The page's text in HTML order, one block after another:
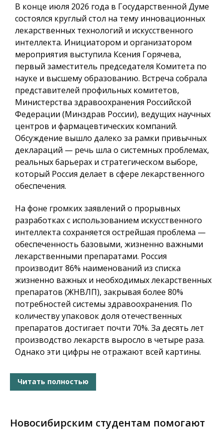
В конце июля 2026 года в Государственной Думе
состоялся круглый стол на тему инновационных
лекарственных технологий и искусственного
интеллекта. Инициатором и организатором
мероприятия выступила Ксения Горячева,
первый заместитель председателя Комитета по
науке и высшему образованию. Встреча собрала
представителей профильных комитетов,
Министерства здравоохранения Российской
Федерации (Минздрав России), ведущих научных
центров и фармацевтических компаний.
Обсуждение вышло далеко за рамки привычных
деклараций — речь шла о системных проблемах,
реальных барьерах и стратегическом выборе,
который Россия делает в сфере лекарственного
обеспечения.
На фоне громких заявлений о прорывных
разработках с использованием искусственного
интеллекта сохраняется острейшая проблема —
обеспеченность базовыми, жизненно важными
лекарственными препаратами. Россия
производит 86% наименований из списка
жизненно важных и необходимых лекарственных
препаратов (ЖНВЛП), закрывая более 80%
потребностей системы здравоохранения. По
количеству упаковок доля отечественных
препаратов достигает почти 70%. За десять лет
производство лекарств выросло в четыре раза.
Однако эти цифры не отражают всей картины.
Читать полностью
Новосибирским студентам помогают